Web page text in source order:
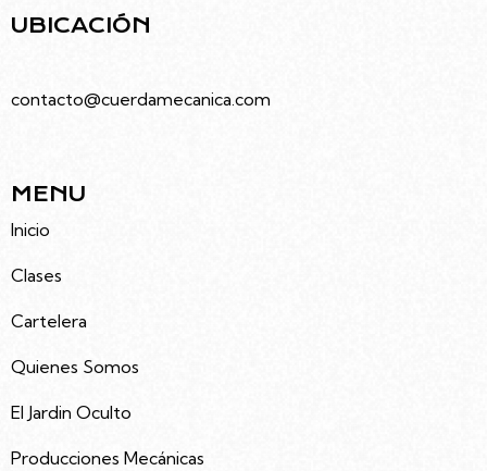
UBICACIÓN
contacto@cuerdamecanica.com
MENU
Inicio
Clases
Cartelera
Quienes Somos
El Jardin Oculto
Producciones Mecánicas